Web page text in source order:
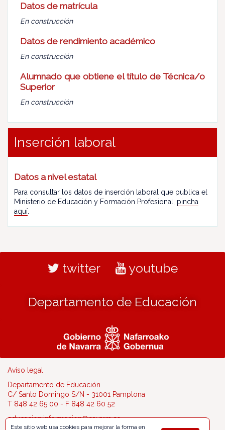
Datos de matrícula
En construcción
Datos de rendimiento académico
En construcción
Alumnado que obtiene el título de Técnica/o
Superior
En construcción
Inserción laboral
Datos a nivel estatal
Para consultar los datos de inserción laboral que publica el
Ministerio de Educación y Formación Profesional, pincha
aquí
twitter youtube
Departamento de Educación
Aviso legal
Departamento de Educación
C/ Santo Domingo S/N - 31001 Pamplona
T 848 42 65 00 - F 848 42 60 52
educacion.informacion@navarra.es
Este sitio web usa cookies para mejorar la forma en